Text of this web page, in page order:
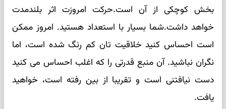
بخش کوچکی از آن است.حرکت امروزت اثر بلندمدت
خواهد داشت.شما بسیار با استعداد هستید. امروز ممکن
است احساس کنید خلاقیت تان کم رنگ شده است، اما
نگران نباشید. آن منبع قدرتی را که اغلب احساس می‌ کنید
دست نیافتنی است و تقریبا از بین رفته است، خواهید
یافت.